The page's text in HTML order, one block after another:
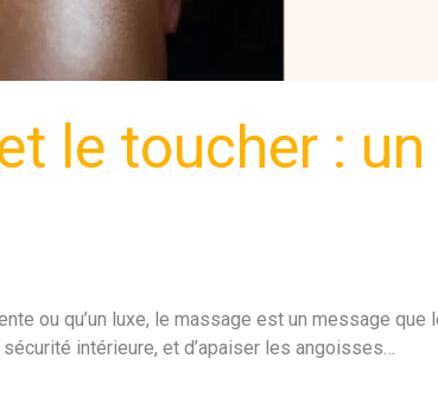
le toucher :
ou qu’un luxe, le massage est un message
intérieure, et d’apaiser les angoisses…